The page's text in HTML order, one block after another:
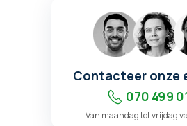
Contacteer onze
070 499
Van maandag tot vrijdag